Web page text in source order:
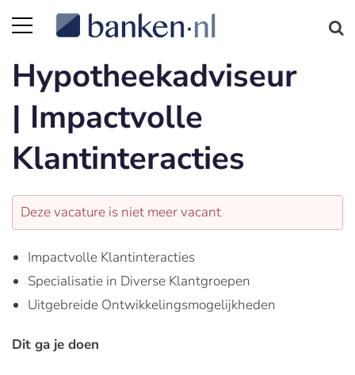
Hypotheekadviseur
| Impactvolle
Klantinteracties
Deze vacature is niet meer vacant
Impactvolle Klantinteracties
Specialisatie in Diverse Klantgroepen
Uitgebreide Ontwikkelingsmogelijkheden
Dit ga je doen